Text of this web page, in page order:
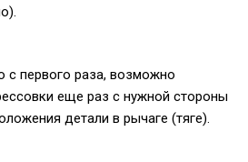
с первого раза, возможно
еще раз с нужной стороны
детали в рычаге (тяге).